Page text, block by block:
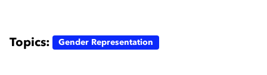
Topics: Gender Representation